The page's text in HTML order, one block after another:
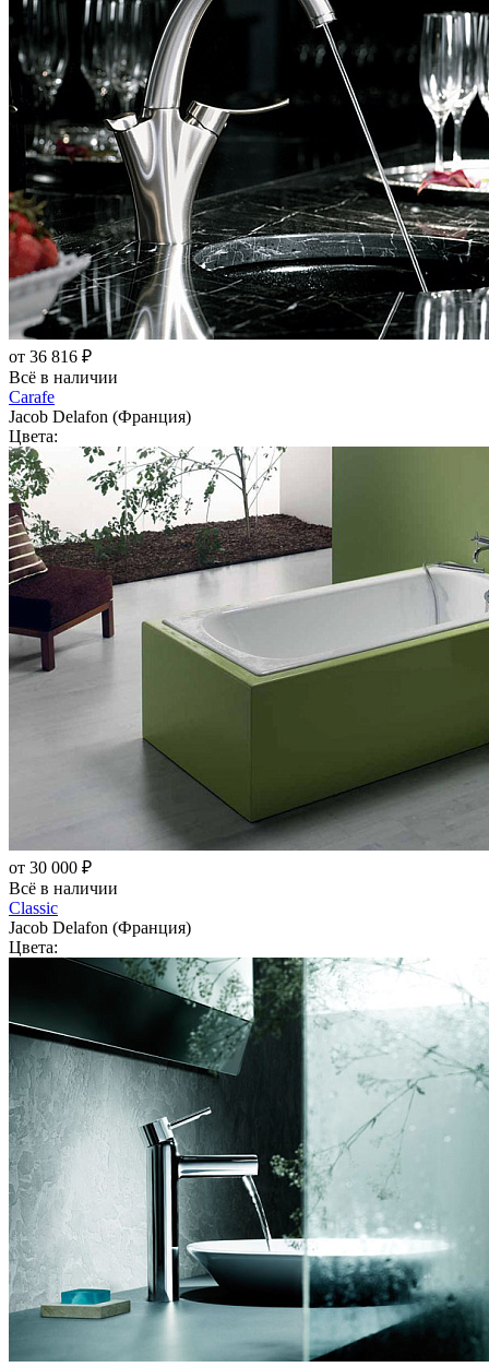
от 36 816 ₽
Всё в наличии
Carafe
Jacob Delafon (Франция)
Цвета:
от 30 000 ₽
Всё в наличии
Classic
Jacob Delafon (Франция)
Цвета: